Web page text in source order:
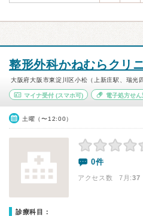
整形外科かねむらクリ
大阪府大阪市東淀川区小松（上新庄駅、瑞光
マイナ受付 (スマホ可) 電子処方せん
土曜（〜12:00）
0件
アクセス数 7月:37
診療科目：